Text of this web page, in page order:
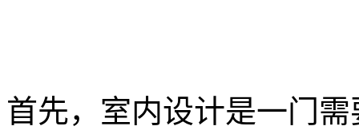
首先，室内设计是一门